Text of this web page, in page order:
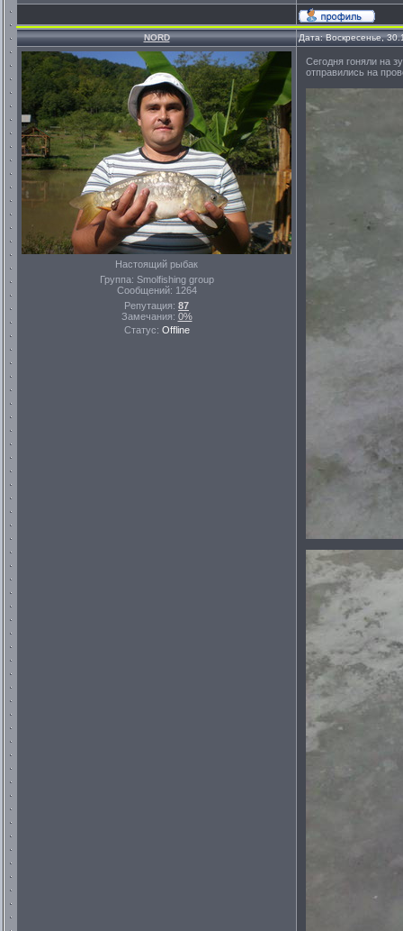
NORD Дата: Воскресенье,
Настоящий рыбак
Группа: Smolfishing group
Сообщений: 1264
Репутация: 87
Замечания: 0%
Статус: Offline
Сегодня гоняли на
отправились на